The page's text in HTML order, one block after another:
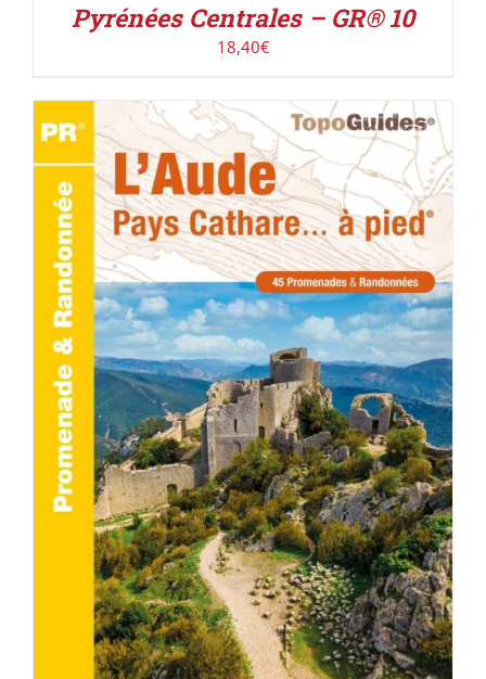
Pyrénées Centrales – GR® 10
18,40€
AJOUTER AU PANIER / DÉTAILS